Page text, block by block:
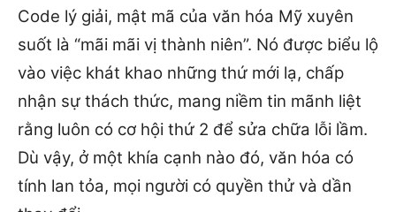
Code lý giải, mật mã của văn hóa Mỹ xuyên
suốt là “mãi mãi vị thành niên”. Nó được biểu lộ
vào việc khát khao những thứ mới lạ, chấp
nhận sự thách thức, mang niềm tin mãnh liệt
rằng luôn có cơ hội thứ 2 để sửa chữa lỗi lầm.
Dù vậy, ở một khía cạnh nào đó, văn hóa có
tính lan tỏa, mọi người có quyền thử và dần